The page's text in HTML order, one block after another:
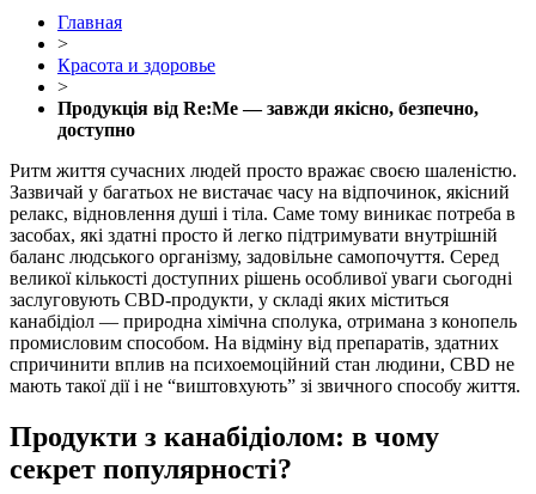
Главная
>
Красота и здоровье
>
Продукція від Re:Me — завжди якісно, безпечно,
доступно
Ритм життя сучасних людей просто вражає своєю шаленістю.
Зазвичай у багатьох не вистачає часу на відпочинок, якісний
релакс, відновлення душі і тіла. Саме тому виникає потреба в
засобах, які здатні просто й легко підтримувати внутрішній
баланс людського організму, задовільне самопочуття. Серед
великої кількості доступних рішень особливої уваги сьогодні
заслуговують CBD-продукти, у складі яких міститься
канабідіол — природна хімічна сполука, отримана з конопель
промисловим способом. На відміну від препаратів, здатних
спричинити вплив на психоемоційний стан людини, CBD не
мають такої дії і не “виштовхують” зі звичного способу життя.
Продукти з канабідіолом: в чому
секрет популярності?